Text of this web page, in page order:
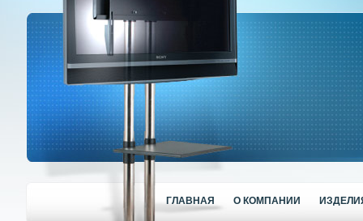
ГЛАВНАЯ О КОМПАНИИ